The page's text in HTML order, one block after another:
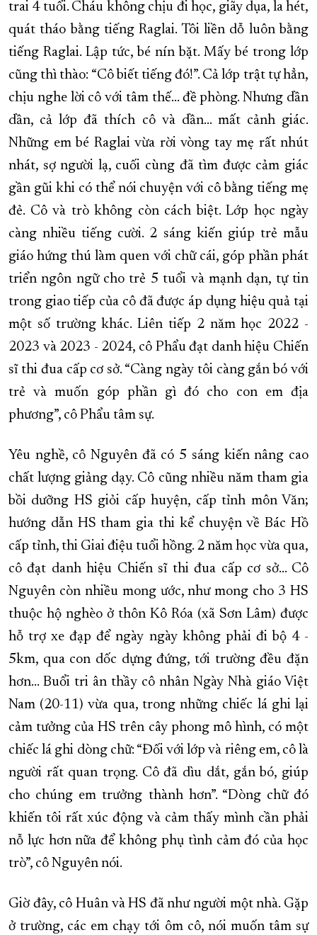
trai 4 tuổi. Cháu không chịu đi học, giãy dụa, la hét,
quát tháo bằng tiếng Raglai. Tôi liền dỗ luôn bằng
tiếng Raglai. Lập tức, bé nín bặt. Mấy bé trong lớp
cũng thì thào: “Cô biết tiếng đó!”. Cả lớp trật tự hẳn,
chịu nghe lời cô với tâm thế... đề phòng. Nhưng dần
dần, cả lớp đã thích cô và dần... mất cảnh giác.
Những em bé Raglai vừa rời vòng tay mẹ rất nhút
nhát, sợ người lạ, cuối cùng đã tìm được cảm giác
gần gũi khi có thể nói chuyện với cô bằng tiếng mẹ
đẻ. Cô và trò không còn cách biệt. Lớp học ngày
càng nhiều tiếng cười. 2 sáng kiến giúp trẻ mẫu
giáo hứng thú làm quen với chữ cái, góp phần phát
triển ngôn ngữ cho trẻ 5 tuổi và mạnh dạn, tự tin
trong giao tiếp của cô đã được áp dụng hiệu quả tại
một số trường khác. Liên tiếp 2 năm học 2022 -
2023 và 2023 - 2024, cô Phẩu đạt danh hiệu Chiến
sĩ thi đua cấp cơ sở. “Càng ngày tôi càng gắn bó với
trẻ và muốn góp phần gì đó cho con em địa
phương”, cô Phẩu tâm sự.
Yêu nghề, cô Nguyên đã có 5 sáng kiến nâng cao
chất lượng giảng dạy. Cô cũng nhiều năm tham gia
bồi dưỡng HS giỏi cấp huyện, cấp tỉnh môn Văn;
hướng dẫn HS tham gia thi kể chuyện về Bác Hồ
cấp tỉnh, thi Giai điệu tuổi hồng. 2 năm học vừa qua,
cô đạt danh hiệu Chiến sĩ thi đua cấp cơ sở… Cô
Nguyên còn nhiều mong ước, như mong cho 3 HS
thuộc hộ nghèo ở thôn Kô Róa (xã Sơn Lâm) được
hỗ trợ xe đạp để ngày ngày không phải đi bộ 4 -
5km, qua con dốc dựng đứng, tới trường đều đặn
hơn... Buổi tri ân thầy cô nhân Ngày Nhà giáo Việt
Nam (20-11) vừa qua, trong những chiếc lá ghi lại
cảm tưởng của HS trên cây phong mô hình, có một
chiếc lá ghi dòng chữ: “Đối với lớp và riêng em, cô là
người rất quan trọng. Cô đã dìu dắt, gắn bó, giúp
cho chúng em trưởng thành hơn”. “Dòng chữ đó
khiến tôi rất xúc động và cảm thấy mình cần phải
nỗ lực hơn nữa để không phụ tình cảm đó của học
trò”, cô Nguyên nói.
Giờ đây, cô Huân và HS đã như người một nhà. Gặp
ở trường, các em chạy tới ôm cô, nói muốn tâm sự